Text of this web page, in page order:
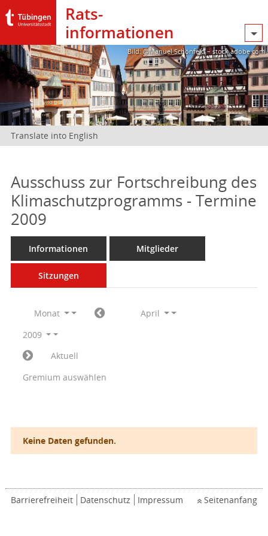
Rats­
informationen
Bild: @Manuel Schönfeld – stock.adobe.com
Translate into English
Ausschuss zur Fortschreibung des
Klimaschutzprogramms - Termine
2009
Informationen Mitglieder
Sitzungen
Monat
April
2009
Aktuell
Gremium auswählen
Keine Daten gefunden.
Barrierefreiheit Datenschutz Impressum Seitenanfang